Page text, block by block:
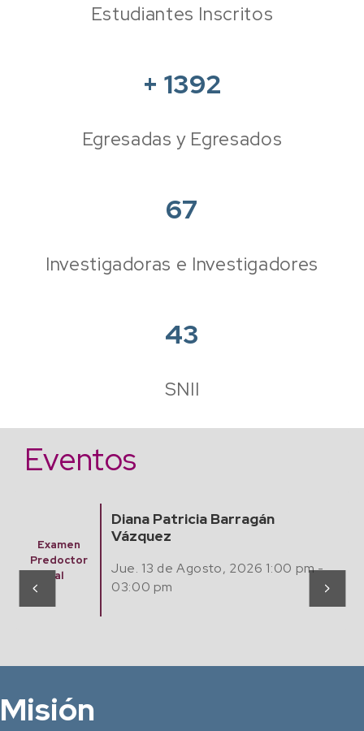
Estudiantes Inscritos
+ 1392
Egresadas y Egresados
67
Investigadoras e Investigadores
43
SNII
Eventos
Matemátic
as,
Computaci
Finding Algebraic Mathematical
Models from Experimental Data
Jue. 20 Agosto, 2026 12:00 pm -
Misión